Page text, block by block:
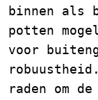
binnen als
potten
voor
raden om